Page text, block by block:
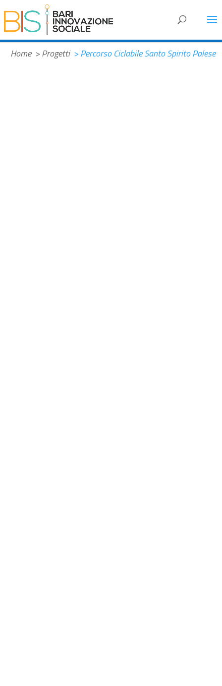
Home > Progetti > Percorso Ciclabile Santo Spirito Palese